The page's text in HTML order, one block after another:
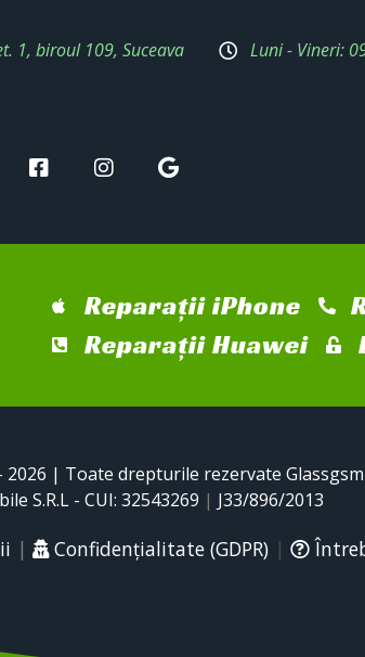
1, biroul 109, Suceava Luni - Vineri:
Reparații iPhone
Reparații Huawei
| Toate drepturile rezervate Glassgsm
S.R.L - CUI: 32543269 | J33/896/2013
| Confidențialitate (GDPR) |